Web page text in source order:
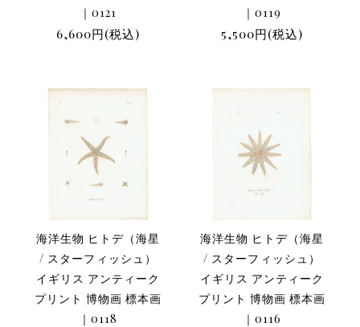
｜0121
6,600円(税込)
｜0119
5,500円(税込)
海洋生物 ヒトデ（海星
/ スターフィッシュ）
イギリス アンティーク
プリント 博物画 標本画
｜0118
海洋生物 ヒトデ（海星
/ スターフィッシュ）
イギリス アンティーク
プリント 博物画 標本画
｜0116